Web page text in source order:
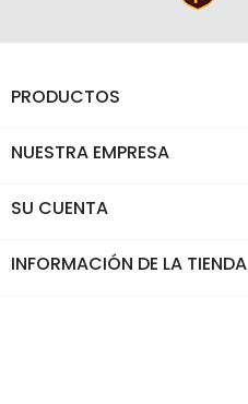
PRODUCTOS
NUESTRA EMPRESA
SU CUENTA
INFORMACIÓN DE LA TIENDA